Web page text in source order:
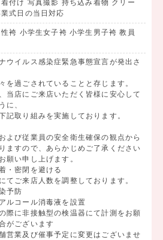
付け 写真撮影 持ち込み着物 クリー
式日の当日対応
袴 小学生女子袴 小学生男子袴 教員
ウイルス感染症緊急事態宣言が発出さ
を過ごされていることと存じます。
当店にご来店いただく皆様に安心して
に、
記取り組みを実施しております。
よび従業員の安全衛生確保の観点から
ますので、あらかじめご了承ください
願い申し上げます。
・密閉を避ける
てご来店人数を調整しております。
予防
ルコール消毒液を設置
際に非接触型の検温器にて計測をお願
がございます
営業及び催事予定に変更はございませ